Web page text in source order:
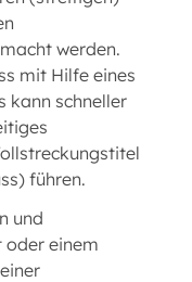
werden.
mit Hilfe eines
kann schneller
führen.
und
einem